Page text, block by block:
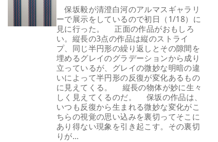
保坂毅が清澄白河のアルマスギャラリ
ーで展示をしているので初日（1/18）に
見に行った。 正面の作品がおもしろ
い。縦長の3点の作品は縦のストライ
プ、同じ半円形の繰り返しとその隙間を
埋めるグレイのグラデーションから成り
立っているが、グレイの微妙な明暗の違
いによって半円形の反復が変化あるもの
に見えてくる。 縦長の物体が妙に生々
しく見えてくるのだ。 保坂の作品は、
いつも反復から生まれる微妙な変化がこ
ちらの視覚の思い込みを裏切ってそこに
あり得ない現象を引き起こす。その裏切
りが…